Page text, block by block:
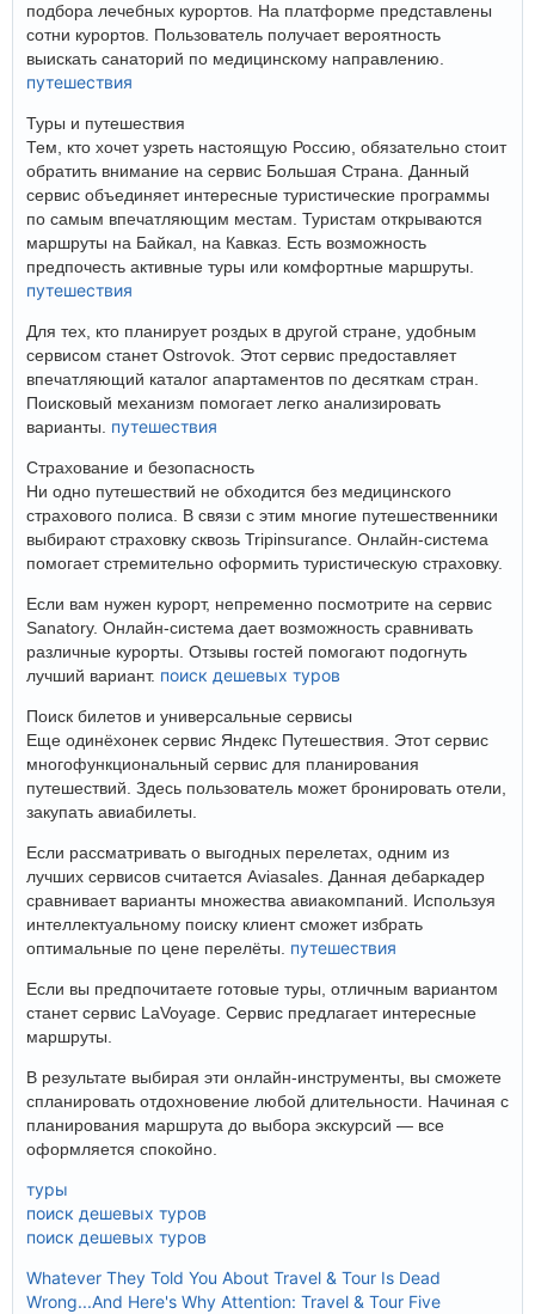
подбора лечебных курортов. На платформе представлены
сотни курортов. Пользователь получает вероятность
выискать санаторий по медицинскому направлению.
путешествия
Туры и путешествия
Тем, кто хочет узреть настоящую Россию, обязательно стоит
обратить внимание на сервис Большая Страна. Данный
сервис объединяет интересные туристические программы
по самым впечатляющим местам. Туристам открываются
маршруты на Байкал, на Кавказ. Есть возможность
предпочесть активные туры или комфортные маршруты.
путешествия
Для тех, кто планирует роздых в другой стране, удобным
сервисом станет Ostrovok. Этот сервис предоставляет
впечатляющий каталог апартаментов по десяткам стран.
Поисковый механизм помогает легко анализировать
варианты. путешествия
Страхование и безопасность
Ни одно путешествий не обходится без медицинского
страхового полиса. В связи с этим многие путешественники
выбирают страховку сквозь Tripinsurance. Онлайн-система
помогает стремительно оформить туристическую страховку.
Если вам нужен курорт, непременно посмотрите на сервис
Sanatory. Онлайн-система дает возможность сравнивать
различные курорты. Отзывы гостей помогают подогнуть
лучший вариант. поиск дешевых туров
Поиск билетов и универсальные сервисы
Еще одинёхонек сервис Яндекс Путешествия. Этот сервис
многофункциональный сервис для планирования
путешествий. Здесь пользователь может бронировать отели,
закупать авиабилеты.
Если рассматривать о выгодных перелетах, одним из
лучших сервисов считается Aviasales. Данная дебаркадер
сравнивает варианты множества авиакомпаний. Используя
интеллектуальному поиску клиент сможет избрать
оптимальные по цене перелёты. путешествия
Если вы предпочитаете готовые туры, отличным вариантом
станет сервис LaVoyage. Сервис предлагает интересные
маршруты.
В результате выбирая эти онлайн-инструменты, вы сможете
спланировать отдохновение любой длительности. Начиная с
планирования маршрута до выбора экскурсий — все
оформляется спокойно.
туры
поиск дешевых туров
поиск дешевых туров
Whatever They Told You About Travel & Tour Is Dead
Wrong...And Here's Why Attention: Travel & Tour Five